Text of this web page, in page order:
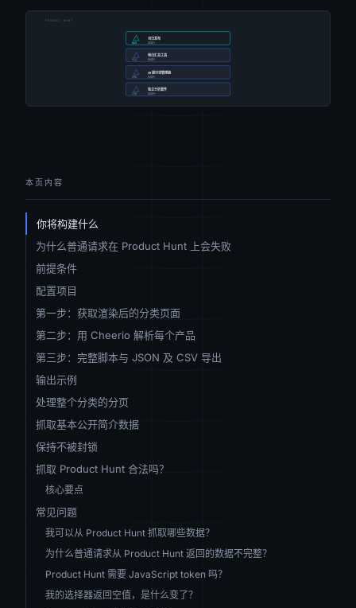
本页内容
你将构建什么
为什么普通请求在 Product Hunt 上会失败
前提条件
配置项目
第一步：获取渲染后的分类页面
第二步：用 Cheerio 解析每个产品
第三步：完整脚本与 JSON 及 CSV 导出
输出示例
处理整个分类的分页
抓取基本公开简介数据
保持不被封锁
抓取 Product Hunt 合法吗？
核心要点
常见问题
我可以从 Product Hunt 抓取哪些数据？
为什么普通请求从 Product Hunt 返回的数据不完整？
Product Hunt 需要 JavaScript token 吗？
我的选择器返回空值，是什么变了？